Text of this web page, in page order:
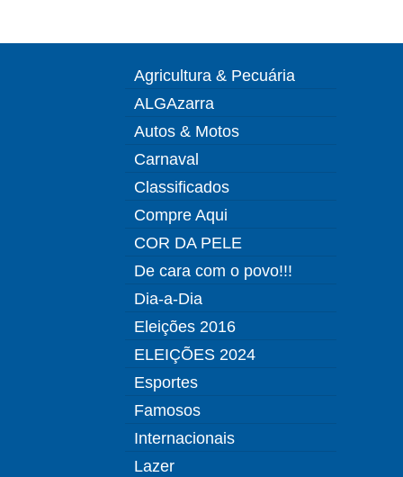
Agricultura & Pecuária
ALGAzarra
Autos & Motos
Carnaval
Classificados
Compre Aqui
COR DA PELE
De cara com o povo!!!
Dia-a-Dia
Eleições 2016
ELEIÇÕES 2024
Esportes
Famosos
Internacionais
Lazer